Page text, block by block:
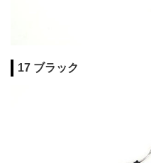
17 ブラック